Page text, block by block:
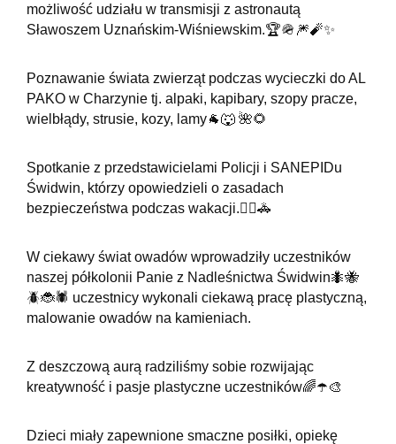
możliwość udziału w transmisji z astronautą
Sławoszem Uznańskim-Wiśniewskim.🏆🪖🎆🧨✨️
Poznawanie świata zwierząt podczas wycieczki do AL
PAKO w Charzynie tj. alpaki, kapibary, szopy pracze,
wielbłądy, strusie, kozy, lamy🐐🐺 🌺🌻
Spotkanie z przedstawicielami Policji i SANEPIDu
Świdwin, którzy opowiedzieli o zasadach
bezpieczeństwa podczas wakacji.👮‍♀️🚓
W ciekawy świat owadów wprowadziły uczestników
naszej półkolonii Panie z Nadleśnictwa Świdwin🐜🐝
🪲🐞🕷 uczestnicy wykonali ciekawą pracę plastyczną,
malowanie owadów na kamieniach.
Z deszczową aurą radziliśmy sobie rozwijając
kreatywność i pasje plastyczne uczestników🌈☂️🎨
Dzieci miały zapewnione smaczne posiłki, opiekę